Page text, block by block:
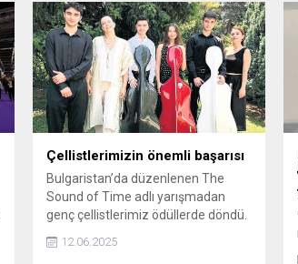
Çellistlerimizin önemli başarısı
Bulgaristan’da düzenlenen The
Sound of Time adlı yarışmadan
genç çellistlerimiz ödüllerde döndü.
12.06.2025